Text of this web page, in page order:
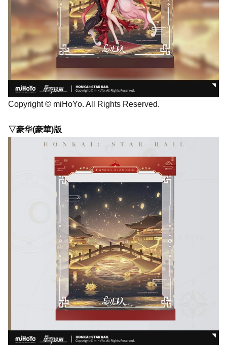
Copyright © miHoYo. All Rights Reserved.
▽豪华(豪華)版